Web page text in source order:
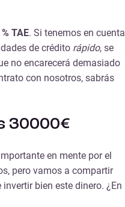
TAE. Si tenemos en cuenta
de crédito rápido, se
no encarecerá demasiado
con nosotros, sabrás
30000€
en mente por el
pero vamos a compartir
bien este dinero. ¿En